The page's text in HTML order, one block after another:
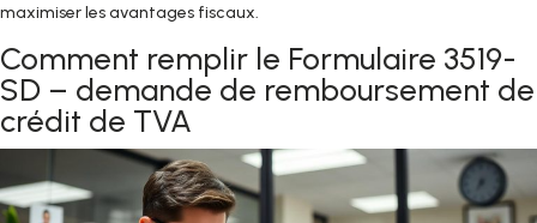
maximiser les avantages fiscaux.
Comment remplir le Formulaire 3519-
SD – demande de remboursement de
crédit de TVA